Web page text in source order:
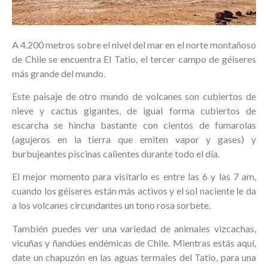
A 4.200 metros sobre el nivel del mar en el norte montañoso
de Chile se encuentra El Tatio, el tercer campo de géiseres
más grande del mundo.
Este paisaje de otro mundo de volcanes son cubiertos de
nieve y cactus gigantes, de igual forma cubiertos de
escarcha se hincha bastante con cientos de fumarolas
(agujeros en la tierra que emiten vapor y gases) y
burbujeantes piscinas calientes durante todo el día.
El mejor momento para visitarlo es entre las 6 y las 7 am,
cuando los géiseres están más activos y el sol naciente le da
a los volcanes circundantes un tono rosa sorbete.
También puedes ver una variedad de animales vizcachas,
vicuñas y ñandúes endémicas de Chile. Mientras estás aquí,
date un chapuzón en las aguas termales del Tatio, para una